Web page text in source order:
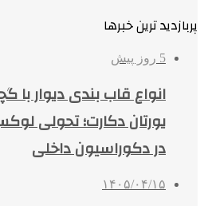
پربازدید ترین خبرها
5 روز پیش
انواع قاب بندی دیوار
یورتان دکارت؛ تحولی
در دکوراسیون داخلی
۱۴۰۵/۰۴/۱۵